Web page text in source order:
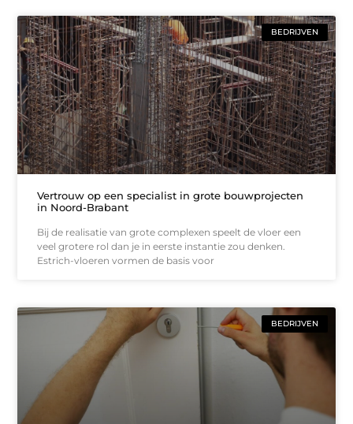
BEDRIJVEN
Vertrouw op een specialist in grote bouwprojecten
in Noord-Brabant
Bij de realisatie van grote complexen speelt de vloer een
veel grotere rol dan je in eerste instantie zou denken.
Estrich-vloeren vormen de basis voor
BEDRIJVEN